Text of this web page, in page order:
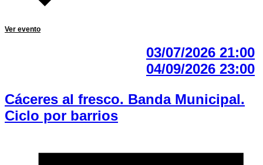
Ver evento
03/07/2026 21:00
04/09/2026 23:00
Cáceres al fresco. Banda Municipal.
Ciclo por barrios